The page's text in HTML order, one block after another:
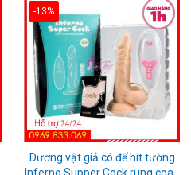
-13%
Dương vật giả có đế hít tường
Inferno Supper Cock rung coay